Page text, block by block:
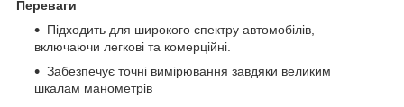
Переваги
Підходить для широкого спектру автомобілів,
включаючи легкові та комерційні.
Забезпечує точні вимірювання завдяки великим
шкалам манометрів